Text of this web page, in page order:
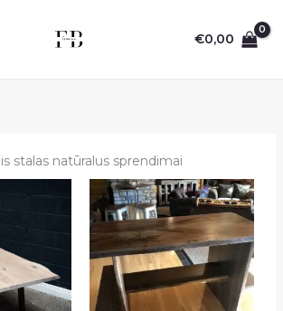
€0,00
stalas natūralus sprendimai